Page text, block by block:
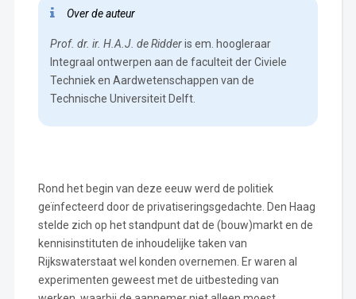
Over de auteur
Prof. dr. ir. H.A.J. de Ridderis em. hoogleraar
Integraal ontwerpen aan de faculteit der Civiele
Techniek en Aardwetenschappen van de
Technische Universiteit Delft.
Rond het begin van deze eeuw werd de politiek
geïnfecteerd door de privatiseringsgedachte. Den Haag
stelde zich op het standpunt dat de (bouw)markt en de
kennisinstituten de inhoudelijke taken van
Rijkswaterstaat wel konden overnemen. Er waren al
experimenten geweest met de uitbesteding van